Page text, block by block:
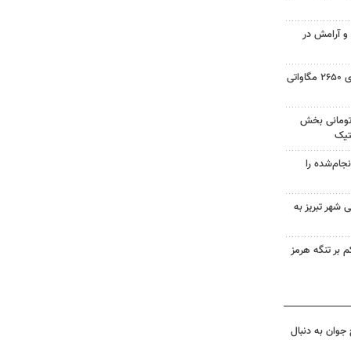
و آرامش در
حسینی: ایجاد نیروگاه خورشیدی ۲۶۵۰ مگاواتی
تومانی بخش
را
شهر تبریز به
بر تنگه هرمز
به دنبال